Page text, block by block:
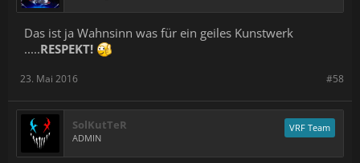
Das ist ja Wahnsinn was für ein geiles Kunstwerk
.....RESPEKT!
#58
23. Mai 2016
SolKutTeR
ADMIN
VRF Team